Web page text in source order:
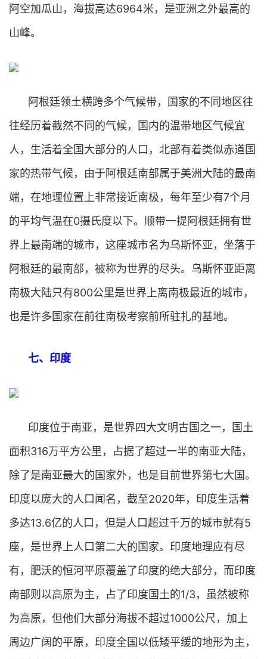
阿空加瓜山，海拔高达6964米，是亚洲之外最高的
山峰。
阿根廷领土横跨多个气候带，国家的不同地区往
往经历着截然不同的气候，国内的温带地区气候宜
人，生活着全国大部分的人口，北部有着类似赤道国
家的热带气候，由于阿根廷南部属于美洲大陆的最南
端，在地理位置上非常接近南极，每年至少有7个月
的平均气温在0摄氏度以下。顺带一提阿根廷拥有世
界上最南端的城市，这座城市名为乌斯怀亚，坐落于
阿根廷的最南部，被称为世界的尽头。乌斯怀亚距离
南极大陆只有800公里是世界上离南极最近的城市，
也是许多国家在前往南极考察前所驻扎的基地。
七、印度
印度位于南亚，是世界四大文明古国之一，国土
面积316万平方公里，占据了超过一半的南亚大陆，
除了是南亚最大的国家外，也是目前世界第七大国。
印度以庞大的人口闻名，截至2020年，印度生活着
多达13.6亿的人口，但是人口超过千万的城市就有5
座，是世界上人口第二大的国家。印度地理应有尽
有，肥沃的恒河平原覆盖了印度的绝大部分，而印度
南部则以高原为主，占了印度国土的1/3，虽然被称
为高原，但他们大部分海拔不超过1000公尺，加上
周边广阔的平原，印度全国以低矮平缓的地形为主，